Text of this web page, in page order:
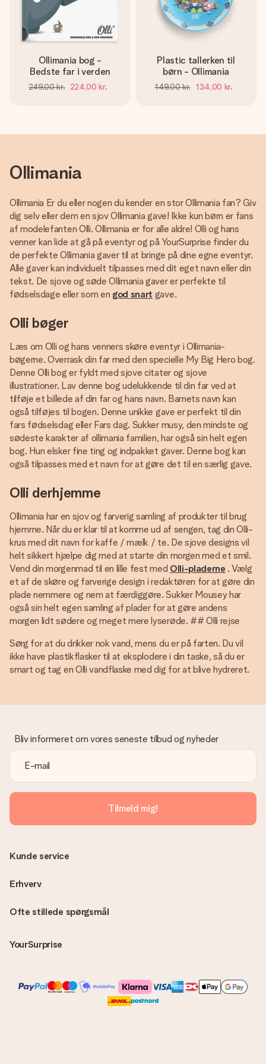
billede af dig eller en besked, der går lige i hendes hjerte.
Intet besvær men udelukkende en masse kærlighed i
øjeblikket.
Ollimania bog -
Bedste far i verden
249,00 kr. 224,00 kr.
Plastic tallerken til
børn - Ollimania
149,00 kr. 134,00 kr.
Ollimania
Ollimania Er du eller nogen du kender en stor Ollimania fan? Giv
dig selv eller dem en sjov Ollimania gave! Ikke kun børn er fans
af modelefanten Olli. Ollimania er for alle aldre! Olli og hans
venner kan lide at gå på eventyr og på YourSurprise finder du
de perfekte Ollimania gaver til at bringe på dine egne eventyr.
Alle gaver kan individuelt tilpasses med dit eget navn eller din
tekst. De sjove og søde Ollimania gaver er perfekte til
fødselsdage eller som en god snart gave.
Olli bøger
Læs om Olli og hans venners skøre eventyr i Ollimania-
bøgerne. Overrask din far med den specielle My Big Hero bog.
Denne Olli bog er fyldt med sjove citater og sjove
illustrationer. Lav denne bog udelukkende til din far ved at
tilføje et billede af din far og hans navn. Barnets navn kan
også tilføjes til bogen. Denne unikke gave er perfekt til din
fars fødselsdag eller Fars dag. Sukker musy, den mindste og
sødeste karakter af ollimania familien, har også sin helt egen
bog. Hun elsker fine ting og indpakket gaver. Denne bog kan
også tilpasses med et navn for at gøre det til en særlig gave.
Olli derhjemme
Ollimania har en sjov og farverig samling af produkter til brug
hjemme. Når du er klar til at komme ud af sengen, tag din Olli-
krus med dit navn for kaffe / mælk / te. De sjove designs vil
helt sikkert hjælpe dig med at starte din morgen med et smil.
Vend din morgenmad til en lille fest med Olli-pladerne . Vælg
et af de skøre og farverige design i redaktøren for at gøre din
plade nemmere og nem at færdiggøre. Sukker Mousey har
også sin helt egen samling af plader for at gøre andens
morgen lidt sødere og meget mere lyserøde. ## Olli rejse
Sørg for at du drikker nok vand, mens du er på farten. Du vil
ikke have plastikflasker til at eksplodere i din taske, så du er
smart og tag en Olli vandflaske med dig for at blive hydreret.
Bliv informeret om vores seneste tilbud og nyheder
Tilmeld mig!
Ofte stillede spørgsmål
YourSurprise
Kunde service
Erhverv